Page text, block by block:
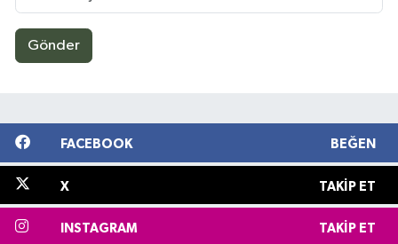
Gönder
FACEBOOK BEĞEN
X TAKIP ET
INSTAGRAM TAKIP ET